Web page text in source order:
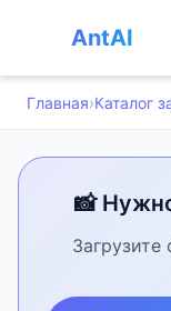
AntAI
Главная›Каталог
📸